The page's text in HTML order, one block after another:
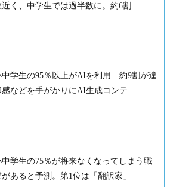
近く、中学生では過半数に。約6割...
中学生の95％以上がAIを利用 約9割が違
感などを手がかりにAI生成コンテ...
中学生の75％が将来なくなってしまう職
があると予測。第1位は「翻訳家」